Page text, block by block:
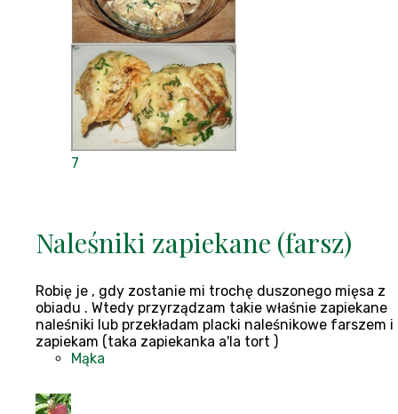
7
Naleśniki zapiekane (farsz)
Robię je , gdy zostanie mi trochę duszonego mięsa z
obiadu . Wtedy przyrządzam takie właśnie zapiekane
naleśniki lub przekładam placki naleśnikowe farszem i
zapiekam (taka zapiekanka a'la tort )
Mąka